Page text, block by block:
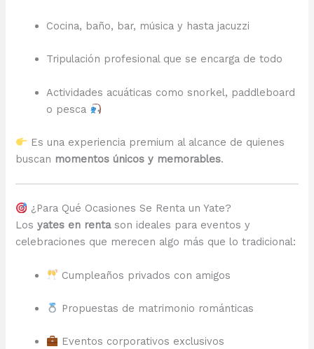
Cocina, baño, bar, música y hasta jacuzzi
Tripulación profesional que se encarga de todo
Actividades acuáticas como snorkel, paddleboard
o pesca
Es una experiencia premium al alcance de quienes
buscan momentos únicos y memorables.
¿Para Qué Ocasiones Se Renta un Yate?
Losyates en rentason ideales para eventos y
celebraciones que merecen algo más que lo tradicional:
Cumpleaños privados con amigos
Propuestas de matrimonio románticas
Eventos corporativos exclusivos